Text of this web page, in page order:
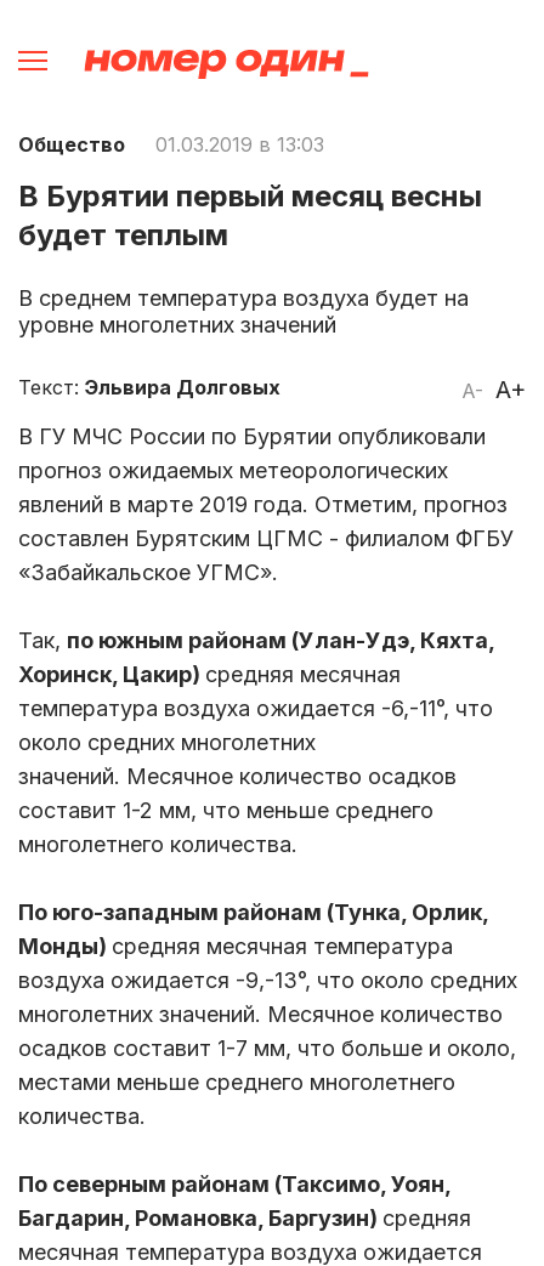
Общество 01.03.2019 в 13:03
В Бурятии первый месяц весны
будет теплым
В среднем температура воздуха будет на
уровне многолетних значений
A- A+
Текст: Эльвира Долговых
В ГУ МЧС России по Бурятии опубликовали
прогноз ожидаемых метеорологических
явлений в марте 2019 года. Отметим, прогноз
составлен Бурятским ЦГМС - филиалом ФГБУ
«Забайкальское УГМС».
Так, по южным районам (Улан-Удэ, Кяхта,
Хоринск, Цакир) средняя месячная
температура воздуха ожидается -6,-11°, что
около средних многолетних
значений. Месячное количество осадков
составит 1-2 мм, что меньше среднего
многолетнего количества.
По юго-западным районам (Тунка, Орлик,
Монды) средняя месячная температура
воздуха ожидается -9,-13°, что около средних
многолетних значений. Месячное количество
осадков составит 1-7 мм, что больше и около,
местами меньше среднего многолетнего
количества.
По северным районам (Таксимо, Уоян,
Багдарин, Романовка, Баргузин) средняя
месячная температура воздуха ожидается